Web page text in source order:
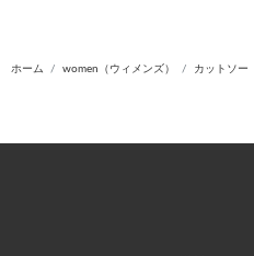
ホーム women（ウィメンズ） カットソー